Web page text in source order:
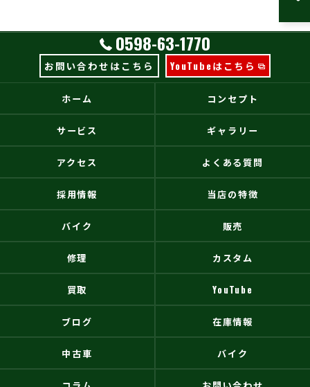
0598-63-1770
お問い合わせはこちら YouTubeはこちら
ホーム コンセプト
サービス ギャラリー
アクセス よくある質問
採用情報 当店の特徴
バイク 販売
修理 カスタム
買取 YouTube
ブログ 在庫情報
中古車 バイク